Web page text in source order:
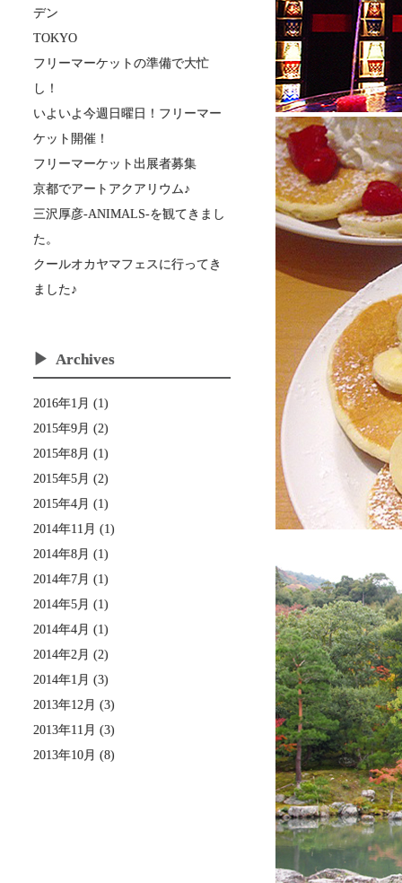
デン
TOKYO
フリーマーケットの準備で大忙
し！
いよいよ今週日曜日！フリーマー
ケット開催！
フリーマーケット出展者募集
京都でアートアクアリウム♪
三沢厚彦-ANIMALS-を観てきまし
た。
クールオカヤマフェスに行ってき
ました♪
Archives
2016年1月 (1)
2015年9月 (2)
2015年8月 (1)
2015年5月 (2)
2015年4月 (1)
2014年11月 (1)
2014年8月 (1)
2014年7月 (1)
2014年5月 (1)
2014年4月 (1)
2014年2月 (2)
2014年1月 (3)
2013年12月 (3)
2013年11月 (3)
2013年10月 (8)